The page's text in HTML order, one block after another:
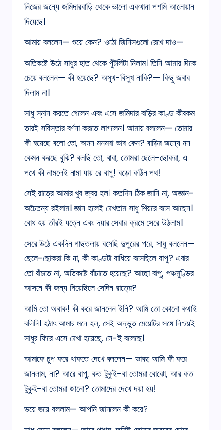
নিজের জন্যে জমিদারবাড়ি থেকে ভালো একখানা পশমি আলোয়ান
দিয়েছে।
আমায় বললেন— শুয়ে কেন? ওঠো জিনিসগুলো রেখে দাও—
অতিকষ্টে উঠে সাধুর হাত থেকে পুঁটলিটা নিলাম। তিনি আমার দিকে
চেয়ে বললেন— কী হয়েছে? অসুখ-বিসুখ নাকি?— কিছু জবাব
দিলাম না।
সাধু স্নান করতে গেলেন এবং এসে জমিদার বাড়ির কাণ্ড কীরকম
তারই সবিস্তার বর্ণনা করতে লাগলেন। আমায় বললেন— তোমার
কী হয়েছে বলো তো, অমন মনমরা ভাব কেন? বাড়ির জন্যে মন
কেমন করছে বুঝি? বলছি তো, বাবা, তোমরা ছেলে-ছোকরা, এ
পথে কী নামলেই নামা যায় রে বাপু! বড়ো কঠিন পথ!
সেই রাত্রে আমার খুব জ্বর হল। কতদিন ঠিক জানি না, অজ্ঞান-
অচৈতন্য রইলাম। জ্ঞান হলেই দেখতাম সাধু শিয়রে বসে আছেন।
বোধ হয় তাঁরই যত্নে এবং দয়ার সেবার ক্রমে সেরে উঠলাম।
সেরে উঠে একদিন গাছতলায় বসেছি দুপুরের পরে, সাধু বললেন—
ছেলে-ছোকরা কি না, কী কাণ্ডটা বাধিয়ে বসেছিলে বাপু? এবার
তো বাঁচতে না, অতিকষ্টে বাঁচাতে হয়েছে? আচ্ছা বাপু, পঞ্চমুণ্ডির
আসনে কী জন্য গিয়েছিলে সেদিন রাত্রে?
আমি তো অবাক! কী করে জানলেন ইনি? আমি তো কোনো কথাই
বলিনি। হঠাৎ আমার মনে হল, সেই অদ্ভুত মেয়েটির সঙ্গে নিশ্চয়ই
সাধুর ফিরে এসে দেখা হয়েছে, সে-ই বলেছে।
আমাকে চুপ করে থাকতে দেখে বললেন— ভাবছ আমি কী করে
জানলাম, না? আরে বাপু, কত টুকুই-বা তোমরা বোঝো, আর কত
টুকুই-বা তোমরা জানো? তোমাদের দেখে দয়া হয়!
ভয়ে ভয়ে বললাম— আপনি জানলেন কী করে?